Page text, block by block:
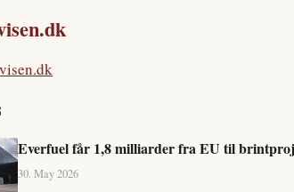
Everfuel får 1,8 milliarder fra EU til
30. May 2026